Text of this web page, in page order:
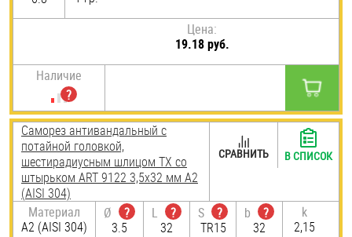
Цена:
19.18 руб.
Наличие
Саморез антивандальный с
потайной головкой,
шестирадиусным шлицом TX со
штырьком ART 9122 3,5х32 мм А2
(AISI 304)
Материал
А2 (AISI 304)
Ø
?
3.5
L
?
32
S
?
TR15
b
?
32
k
2,15
СРАВНИТЬ В СПИСОК